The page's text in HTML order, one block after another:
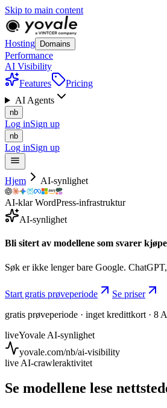
Skip to main content
Hosting Domains
Performance
AI Visibility
Features
Pricing
AI Agents
nb
Log inSign up
nb
Log inSign up
Hjem AI-synlighet
AI-klar WordPress-infrastruktur
AI-synlighet
Bli sitert av modellene som svarer
Søk er ikke lenger bare Google.
Start gratis prøveperiode
Se priser
gratis prøveperiode · inget kredittkort · 8
liveYovale AI-synlighet
yovale.com/nb/ai-visibility
live AI-crawleraktivitet
Se modellene lese